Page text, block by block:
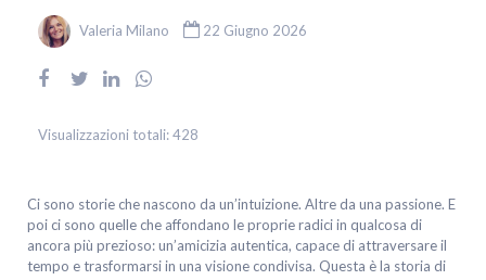
Valeria Milano 22 Giugno 2026
Visualizzazioni totali:428
Ci sono storie che nascono da un’intuizione. Altre da una passione. E
poi ci sono quelle che affondano le proprie radici in qualcosa di
ancora più prezioso: un’amicizia autentica, capace di attraversare il
tempo e trasformarsi in una visione condivisa. Questa è la storia di